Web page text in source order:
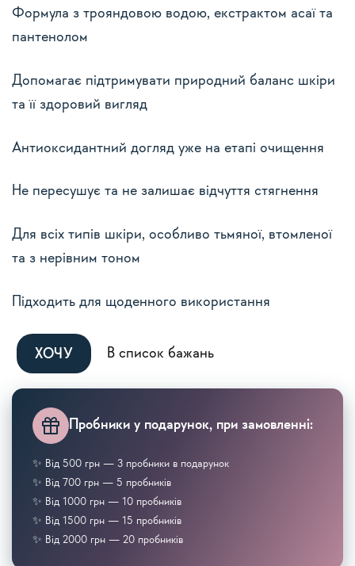
Формула з трояндовою водою, екстрактом асаї та
пантенолом
Допомагає підтримувати природний баланс шкіри
та її здоровий вигляд
Антиоксидантний догляд уже на етапі очищення
Не пересушує та не залишає відчуття стягнення
Для всіх типів шкіри, особливо тьмяної, втомленої
та з нерівним тоном
Підходить для щоденного використання
ХОЧУ
Alternative:
В список бажань
Пробники у подарунок, при замовленні:
✨ Від 500 грн — 3 пробники в подарунок
✨ Від 700 грн — 5 пробників
✨ Від 1000 грн — 10 пробників
✨ Від 1500 грн — 15 пробників
✨ Від 2000 грн — 20 пробників